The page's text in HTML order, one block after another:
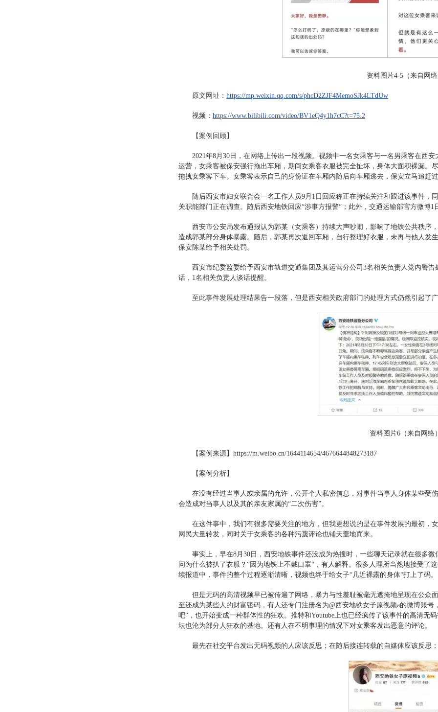
资料图片4-5（来自网
原文网址： https://mp.weixin.qq.com/s/phcD2ZJF4MemoSJk4LTdUw
视频： https://www.bilibili.com/video/BV1eQ4y1h7cC?t=75.2
【案例回顾】
2021年8月30日，在网络上传出一段视频。视频中一名女乘客与一名男乘客在西
运营，女乘客被保安强行拖出车厢，期间女乘客衣服被完全扯坏，身体大面积裸漏。
拖拽女乘客下车。女乘客表示自己的身份证在车厢内随后向车厢逃去，保安立马追赶
随后西安市妇女联合会一名工作人员9月1日回应称正在持续关注和跟进该事件，
关职能部门正在调查。随后西安地铁回应“涉事方报警“；此外，交通运输部官方微博
西安市公安局发布通报认为郭某（女乘客）持续大声吵闹，影响了地铁公共秩序
造成郭某部分身体暴露。随后，郭某再次返回车厢，自行整理好衣服，未再与他人发
保安陈某给予相关处罚。
西安市纪委监委给予西安市轨道交通集团及其运营分公司3名相关负责人党内警
话，1名相关负责人谈话提醒。
至此事件发展处理结果告一段落，但是西安相关政府部门的处理方式仍然引起了
资料图片6（来自网络
【案例来源】 https://m.weibo.cn/1644114654/4676644848273187
【案例分析】
在没有经过当事人或亲属的允许，公开个人私密信息，对事件当事人身体某些受
会造成对当事人以及其的亲友家属的“二次伤害”。
在这件事中，我们有很多需要关注的地方，但我更想说的是在事件发展的最初，
网民大量转发，同时关于女乘客的各种污蔑评论也铺天盖地而来。
事实上，早在8月30日，西安地铁事件还没成为热搜时，一些聊天记录就在很多
问为什么被扒了衣服？“因为地铁上不戴口罩“，有人解释。很多人理所当然地接受了
续报道中，事件的整个过程逐渐清晰，视频也终于给女子“几近裸露的身体“打上了码。
但是无码的高清视频早已被传遍了网络，暴力与性羞耻被毫无遮掩地呈现在公众
至还成为某些人的财富密码，有人还专门注册名为@西安地铁女子原视频a的微博账
吧“，也开始变成一种群体性的狂欢。推特和Youtube上也已经疯传了该事件的高清无
坛也沦为部分人狂欢的基地。还有人在不明事理的情况下对女乘客发出恶意的评论。
最先在社交平台发出无码视频的人应该反思；在随后接连转载的自媒体应该反思